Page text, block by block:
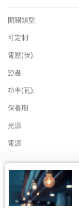
開關類型:
可定制:
電壓(伏):
證書:
功率(瓦):
保養期:
光源:
電源: